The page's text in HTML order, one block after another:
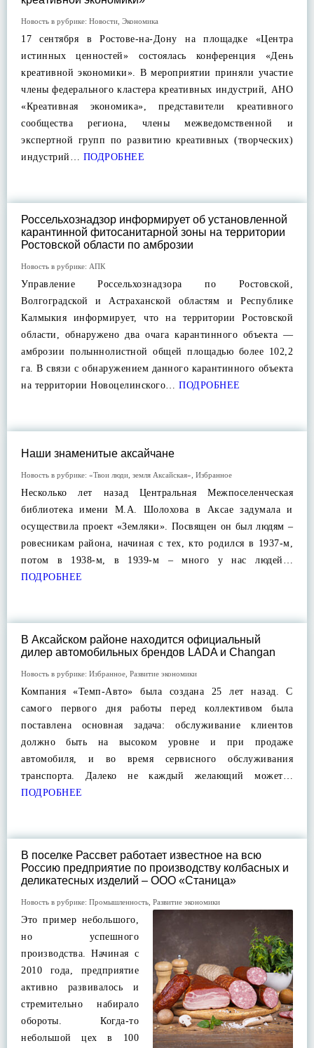
Новость в рубрике: Новости Экономика
17 сентября в Ростове-на-Дону на площадке «Центра
истинных ценностей» состоялась конференция «День
креативной экономики». В мероприятии приняли участие
члены федерального кластера креативных индустрий, АНО
«Креативная экономика», представители креативного
сообщества региона, члены межведомственной и
экспертной групп по развитию креативных (творческих)
индустрий… ПОДРОБНЕЕ
Россельхознадзор информирует об установленной
карантинной фитосанитарной зоны на территории
Ростовской области по амброзии
Новость в рубрике: АПК
Управление Россельхознадзора по Ростовской,
Волгоградской и Астраханской областям и Республике
Калмыкия информирует, что на территории Ростовской
области, обнаружено два очага карантинного объекта —
амброзии полыннолистной общей площадью более 102,2
га. В связи с обнаружением данного карантинного объекта
на территории Новоцелинского… ПОДРОБНЕЕ
Наши знаменитые аксайчане
Новость в рубрике: «Твои люди, земля Аксайская» Избранное
Несколько лет назад Центральная Межпоселенческая
библиотека имени М.А. Шолохова в Аксае задумала и
осуществила проект «Земляки». Посвящен он был людям –
ровесникам района, начиная с тех, кто родился в 1937-м,
потом в 1938-м, в 1939-м – много у нас людей…
ПОДРОБНЕЕ
В Аксайском районе находится официальный
дилер автомобильных брендов LADA и Changan
Новость в рубрике: Избранное Развитие экономики
Компания «Темп-Авто» была создана 25 лет назад. С
самого первого дня работы перед коллективом была
поставлена основная задача: обслуживание клиентов
должно быть на высоком уровне и при продаже
автомобиля, и во время сервисного обслуживания
транспорта. Далеко не каждый желающий может…
ПОДРОБНЕЕ
В поселке Рассвет работает известное на всю
Россию предприятие по производству колбасных и
деликатесных изделий – ООО «Станица»
Новость в рубрике: Промышленность Развитие экономики
Это пример небольшого,
но успешного
производства. Начиная с
2010 года, предприятие
активно развивалось и
стремительно набирало
обороты. Когда-то
небольшой цех в 100